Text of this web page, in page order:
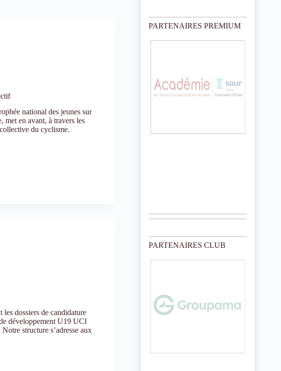
national des jeunes sur
met en avant, à travers les
du cyclisme.
dossiers de candidature
développement U19 UCI
structure s’adresse aux
i
c
PARTENAIRES PREMIUM
PARTENAIRES CLUB